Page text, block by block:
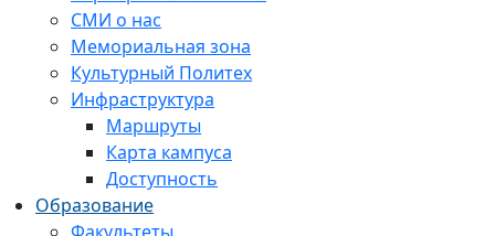
СМИ о нас
Мемориальная зона
Культурный Политех
Инфраструктура
Маршруты
Карта кампуса
Доступность
Образование